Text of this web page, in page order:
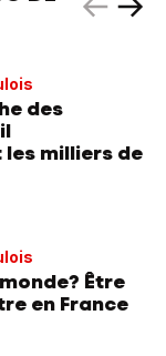
des
milliers de
Être
en France